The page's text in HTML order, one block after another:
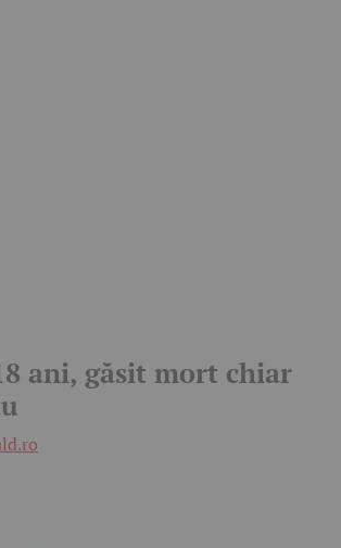
ani, găsit mort chiar